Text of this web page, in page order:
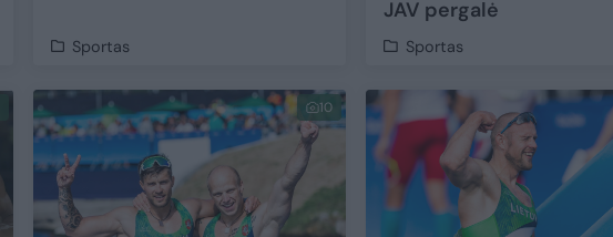
Sportas
JAV pergalė
Sportas
10